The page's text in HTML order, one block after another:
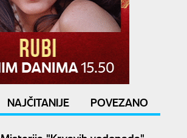
NAJČITANIJE POVEZANO